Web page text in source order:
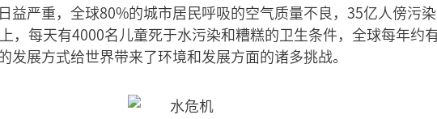
益严重，全球80%的城市居民呼吸的空气质量不良，35亿人傍污
，每天有4000名儿童死于水污染和糟糕的卫生条件，全球每年约
发展方式给世界带来了环境和发展方面的诸多挑战。